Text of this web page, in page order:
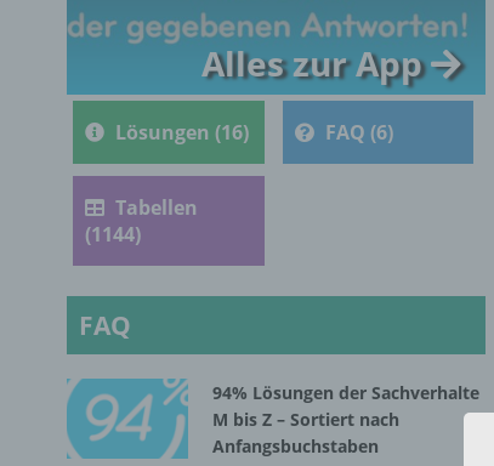
Alles zur App
Lösungen (16) FAQ (6)
Tabellen
(1144)
FAQ
94% Lösungen der Sachverhalte
M bis Z – Sortiert nach
Anfangsbuchstaben